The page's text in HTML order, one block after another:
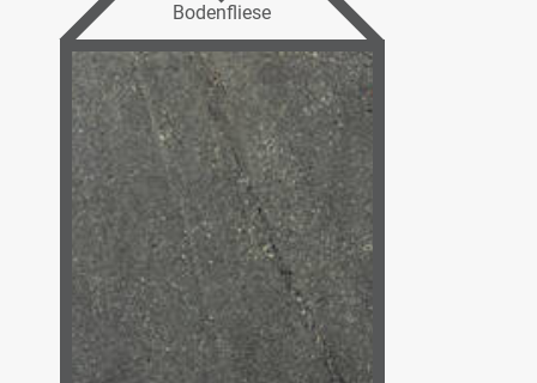
Bodenfliese